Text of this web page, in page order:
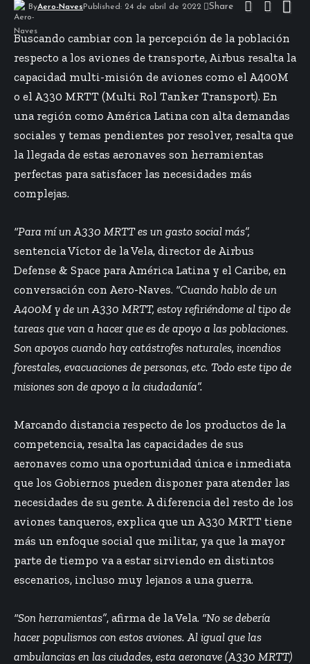
ByAero-Naves Published: 24 de abril de 2022 Share
Buscando cambiar con la percepción de la población
respecto a los aviones de transporte, Airbus resalta la
capacidad multi-misión de aviones como el A400M
o el A330 MRTT (Multi Rol Tanker Transport). En
una región como América Latina con alta demandas
sociales y temas pendientes por resolver, resalta que
la llegada de estas aeronaves son herramientas
perfectas para satisfacer las necesidades más
complejas.
“Para mí un A330 MRTT es un gasto social más”,
sentencia Víctor de la Vela, director de Airbus
Defense & Space para América Latina y el Caribe, en
conversación con Aero-Naves. “Cuando hablo de un
A400M y de un A330 MRTT, estoy refiriéndome al tipo de
tareas que van a hacer que es de apoyo a las poblaciones.
Son apoyos cuando hay catástrofes naturales, incendios
forestales, evacuaciones de personas, etc. Todo este tipo de
misiones son de apoyo a la ciudadanía”.
Marcando distancia respecto de los productos de la
competencia, resalta las capacidades de sus
aeronaves como una oportunidad única e inmediata
que los Gobiernos pueden disponer para atender las
necesidades de su gente. A diferencia del resto de los
aviones tanqueros, explica que un A330 MRTT tiene
más un enfoque social que militar, ya que la mayor
parte de tiempo va a estar sirviendo en distintos
escenarios, incluso muy lejanos a una guerra.
“Son herramientas”, afirma de la Vela. “No se debería
hacer populismos con estos aviones. Al igual que las
ambulancias en las ciudades, esta aeronave (A330 MRTT)